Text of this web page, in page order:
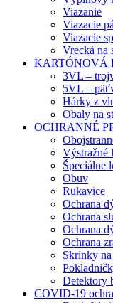
Viazanie
Viazacie
Viazacie
Vrecká na
KARTÓNOVÁ
3VL –
5VL –
Hárky z
Obaly na
OCHRANNÉ
Výstražné
Špeciálne
Obuv
Rukavice
Ochrana
Ochrana
Ochrana
Ochrana
Skrinky
Detektory
COVID-19